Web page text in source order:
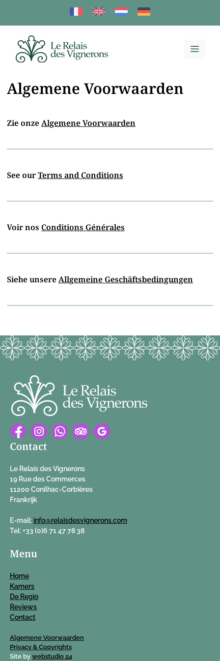
de
Algemene Voorwaarden
Zie onzeAlgemene Voorwaarden
See ourTerms and Conditions
Voir nos Conditions Générales
Siehe unsereAllgemeine Geschäftsbedingungen
Contact
Le Relais des Vignerons
19 Rue des Commerces
11200 Conilhac-Corbières
Frankrijk
E-mail: info@relaisdesvignerons.com
Tel: +33 (0)6 71 47 78 38
Menu
Home
Kamers
De Regio
Reviews
Contact
Algemene Voorwaarden
Privacy & Copyrights
Site by webstudio 24